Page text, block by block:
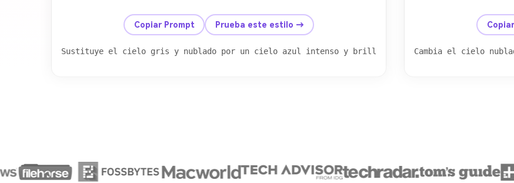
Copiar Prompt Prueba este estilo →
Sustituye el cielo gris y nublado por un cielo azul intenso y brillante con nubes blancas
Cambia el cielo